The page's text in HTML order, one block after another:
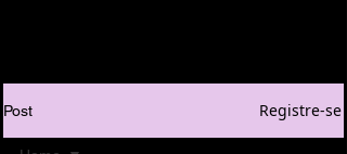
Post Registre-se